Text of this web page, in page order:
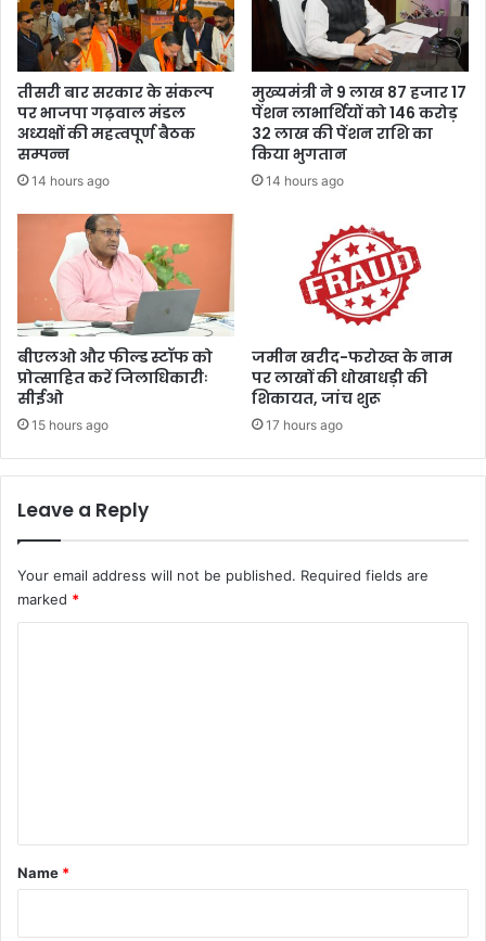
या
गि
फ्ता
र
स
मी
की
तीसरी बार सरकार के संकल्प
पर भाजपा गढ़वाल मंडल
अध्यक्षों की महत्वपूर्ण बैठक
सम्पन्न
14 hours ago
मुख्यमंत्री ने 9 लाख 87 हजार 17
पेंशन लाभार्थियों को 146 करोड़
32 लाख की पेंशन राशि का
किया भुगतान
14 hours ago
बीएलओ और फील्ड स्टॉफ को
प्रोत्साहित करें जिलाधिकारीः
सीईओ
15 hours ago
जमीन खरीद-फरोख्त के नाम
पर लाखों की धोखाधड़ी की
शिकायत, जांच शुरू
17 hours ago
Leave a Reply
Your email address will not be published. Required fields are
marked *
*
Name *